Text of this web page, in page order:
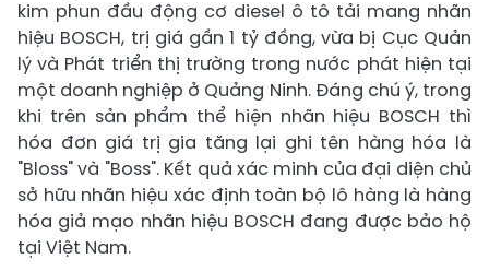
kim phun đầu động cơ diesel ô tô tải mang nhãn
hiệu BOSCH, trị giá gần 1 tỷ đồng, vừa bị Cục Quản
lý và Phát triển thị trường trong nước phát hiện tại
một doanh nghiệp ở Quảng Ninh. Đáng chú ý, trong
khi trên sản phẩm thể hiện nhãn hiệu BOSCH thì
hóa đơn giá trị gia tăng lại ghi tên hàng hóa là
"Bloss" và "Boss". Kết quả xác minh của đại diện chủ
sở hữu nhãn hiệu xác định toàn bộ lô hàng là hàng
hóa giả mạo nhãn hiệu BOSCH đang được bảo hộ
tại Việt Nam.